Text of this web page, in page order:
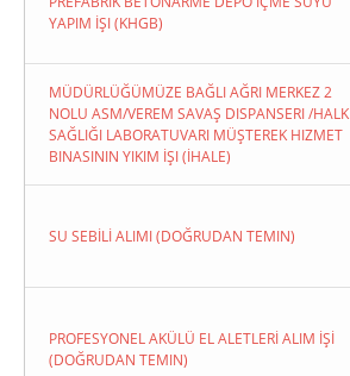
YAPIM İŞI (KHGB)
MÜDÜRLÜĞÜMÜZE BAĞLI AĞRI MERKEZ 2
NOLU ASM/VEREM SAVAŞ DISPANSERI /HALK
SAĞLIĞI LABORATUVARI MÜŞTEREK HIZMET
BINASININ YIKIM İŞI (İHALE)
SU SEBİLİ ALIMI (DOĞRUDAN TEMIN)
PROFESYONEL AKÜLÜ EL ALETLERİ ALIM İŞİ
(DOĞRUDAN TEMIN)